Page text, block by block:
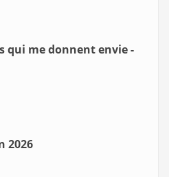
qui me donnent envie -
2026